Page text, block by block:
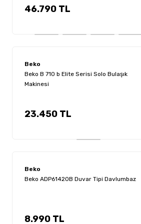
54.490 TL
TCL
Musullu WD-107 Soğutucu Kabinli Su Sebili
700 TL
Beko
Grundig HD 8460 Saç Kurutma Makinesi
46.790 TL
Beko
Beko B 710 b Elite Serisi Solo Bulaşık
Makinesi
23.450 TL
Beko
Beko ADP61420B Duvar Tipi Davlumbaz
8.990 TL